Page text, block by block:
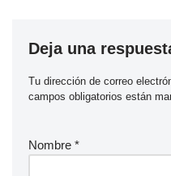
Deja una
Tu dirección de correo
campos obligatorios están
Nombre *